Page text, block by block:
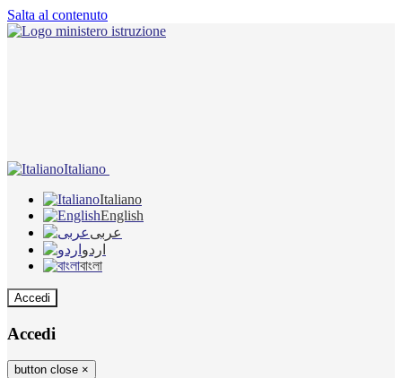
Salta al contenuto
Italiano
Italiano
English
عربى
اردو
বাংলা
Accedi
Accedi
button close ×